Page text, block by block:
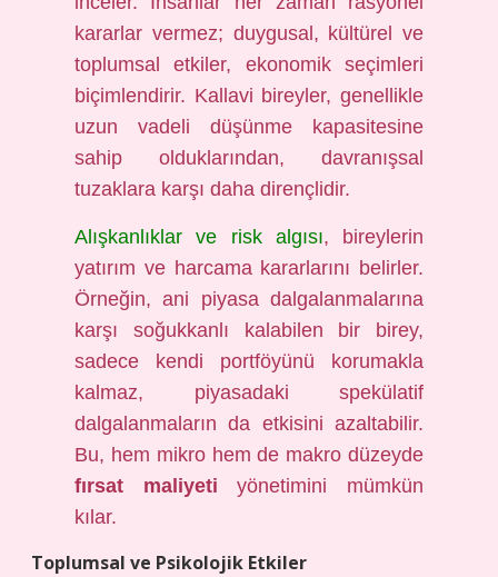
kararlar vermez; duygusal, kültürel ve
toplumsal etkiler, ekonomik seçimleri
biçimlendirir. Kallavi bireyler, genellikle
uzun vadeli düşünme kapasitesine
sahip olduklarından, davranışsal
tuzaklara karşı daha dirençlidir.
Alışkanlıklar ve risk algısı, bireylerin
yatırım ve harcama kararlarını belirler.
Örneğin, ani piyasa dalgalanmalarına
karşı soğukkanlı kalabilen bir birey,
sadece kendi portföyünü korumakla
kalmaz, piyasadaki spekülatif
dalgalanmaların da etkisini azaltabilir.
Bu, hem mikro hem de makro düzeyde
fırsat maliyeti yönetimini mümkün
kılar.
Toplumsal ve Psikolojik Etkiler